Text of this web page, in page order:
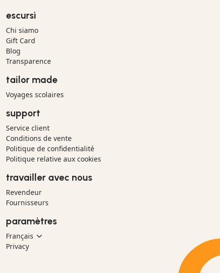
escursì
Chi siamo
Gift Card
Blog
Transparence
tailor made
Voyages scolaires
support
Service client
Conditions de vente
Politique de confidentialité
Politique relative aux cookies
travailler avec nous
Revendeur
Fournisseurs
paramètres
Privacy